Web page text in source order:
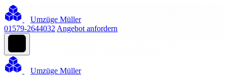
Umzüge Müller
01579-2644032 Angebot anfordern
Umzüge Müller